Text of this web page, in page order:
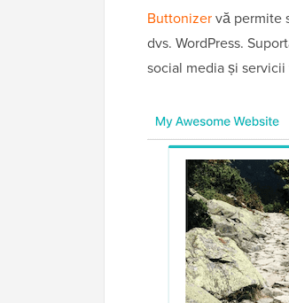
Buttonizervă permite
dvs. WordPress.
social media și